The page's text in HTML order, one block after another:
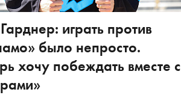
играть против
было непросто.
хочу побеждать вместе с